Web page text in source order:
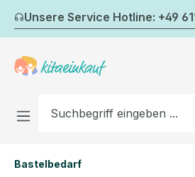
Zum Hauptinhalt springen
Unsere Service Hotline: +49
Bastelbedarf